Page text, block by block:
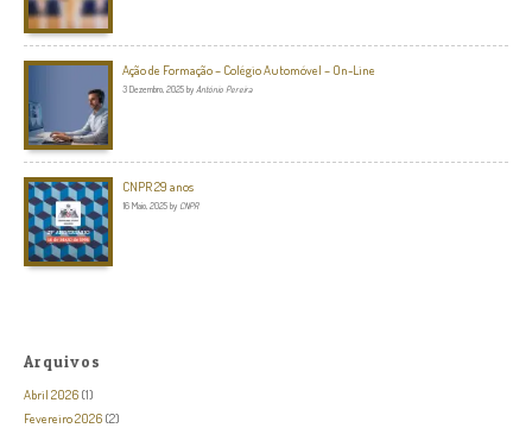
Ação de Formação – Colégio Automóvel – On-Line
3 Dezembro, 2025 by António Pereira
CNPR 29 anos
16 Maio, 2025 by CNPR
Arquivos
Abril 2026 (1)
Fevereiro 2026 (2)